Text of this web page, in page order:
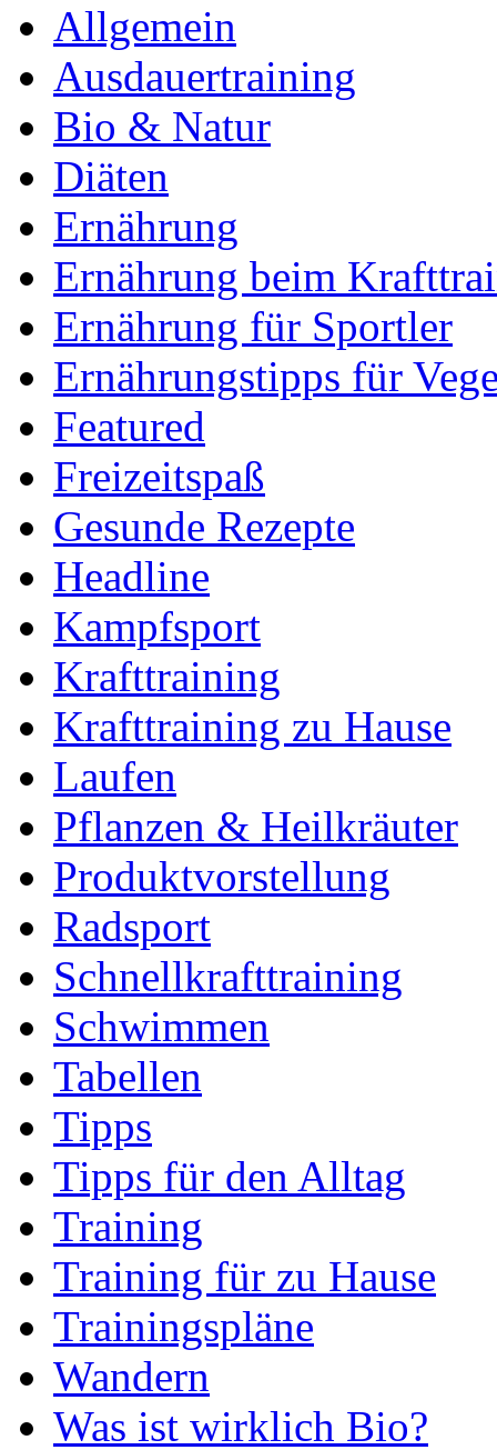
Allgemein
Ausdauertraining
Bio & Natur
Diäten
Ernährung
Ernährung beim
Ernährung für Sportler
Ernährungstipps für
Featured
Freizeitspaß
Gesunde Rezepte
Headline
Kampfsport
Krafttraining
Krafttraining zu Hause
Laufen
Pflanzen & Heilkräuter
Produktvorstellung
Radsport
Schnellkrafttraining
Schwimmen
Tabellen
Tipps
Tipps für den Alltag
Training
Training für zu Hause
Trainingspläne
Wandern
Was ist wirklich Bio?